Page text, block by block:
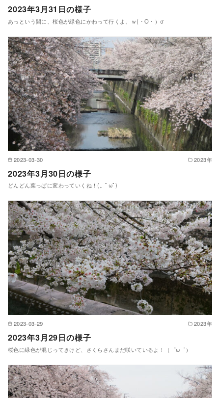
2023年3月31日の様子
あっという間に、桜色が緑色にかわって行くよ。ｗ(・O・）σ
2023-03-30 2023年
2023年3月30日の様子
どんどん葉っぱに変わっていくね！(。ﾟωﾟ)
2023-03-29 2023年
2023年3月29日の様子
桜色に緑色が混じってきけど、さくらさんまだ咲いているよ！（゜ω゜）